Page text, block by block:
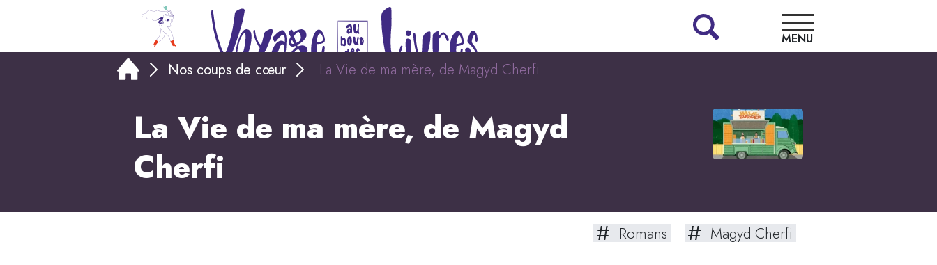
MENU
CŒUR
Nos coups de cœur La Vie de ma mère, de Magyd Cherfi
La Vie de ma mère, de Magyd
Cherfi
Romans Magyd Cherfi